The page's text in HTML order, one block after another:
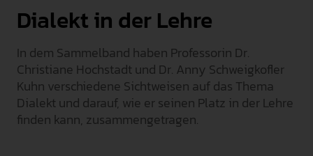
Dialekt in der Lehre
In dem Sammelband haben Professorin Dr.
Christiane Hochstadt und Dr. Anny Schweigkofler
Kuhn verschiedene Sichtweisen auf das Thema
Dialekt und darauf, wie er seinen Platz in der Lehre
finden kann, zusammengetragen.